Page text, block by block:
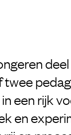
twee
een rijk
en